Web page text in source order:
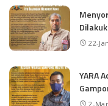
22-
YARA
2-